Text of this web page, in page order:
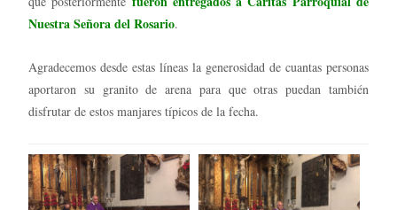
Nuestra Señora del Rosario.
Agradecemos desde estas líneas la generosidad de cuantas personas
aportaron su granito de arena para que otras puedan también
disfrutar de estos manjares típicos de la fecha.